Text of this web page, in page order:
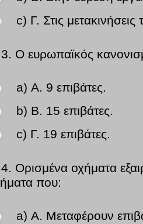
c) Γ. Στις
3. Ο ευρωπαϊκός
a) Α. 9 επιβάτες.
b) Β. 15 επιβάτες.
c) Γ. 19 επιβάτες.
4. Ορισμένα οχήματα
που:
a) Α. Μεταφέρουν